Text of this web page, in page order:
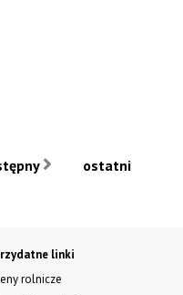
ostatni
linki
rolnicze